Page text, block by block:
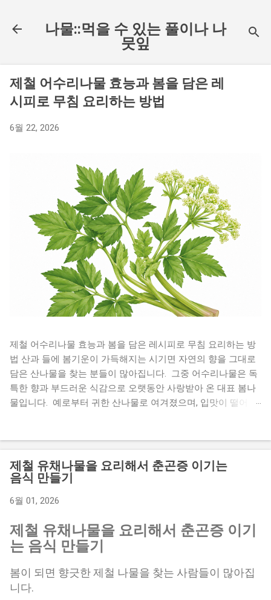
나물::먹을 수 있는 풀이나 나
뭇잎
제철 어수리나물 효능과 봄을 담은 레
시피로 무침 요리하는 방법
6월 22, 2026
제철 어수리나물 효능과 봄을 담은 레시피로 무침 요리하는 방
법 산과 들에 봄기운이 가득해지는 시기면 자연의 향을 그대로
담은 산나물을 찾는 분들이 많아집니다. 그중 어수리나물은 독
특한 향과 부드러운 식감으로 오랫동안 사랑받아 온 대표 봄나
물입니다. 예로부터 귀한 산나물로 여겨졌으며, 입맛이 떨어지
오늘은 어수리나물 효능부터 손질법, 보관법, 맛있는 레시피까
지 자세히 알아보겠습니다. 봄철 건강 식단을 고민하고 있다면
형과에 속하는 여러해살이 식물로 깊은 산에서 자생하는 산나
힙니다. 예전에는 산에서 쉽게 채취해 먹던 나물이었지만 최근
에는 재배가 늘어나면서 시장에서도 만날 수 있게 되었습니다.
드럽고 맛이 좋습니다. 신선한 어수리는 잎이 선명한 초록색을
띠고 줄기가 너무 굵지 않으며 향이 은은하게 퍼지는 것을 고르
제철 유채나물을 요리해서 춘곤증 이기는
음식 만들기
6월 01, 2026
제철 유채나물을 요리해서 춘곤증 이기
는 음식 만들기
봄이 되면 향긋한 제철 나물을 찾는 사람들이 많아집
니다.